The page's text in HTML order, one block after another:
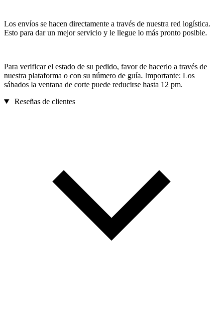
Los envíos se hacen directamente a través de nuestra red logística.
Esto para dar un mejor servicio y le llegue lo más pronto posible.
Para verificar el estado de su pedido, favor de hacerlo a través de
nuestra plataforma o con su número de guía. Importante: Los
sábados la ventana de corte puede reducirse hasta 12 pm.
Reseñas de clientes